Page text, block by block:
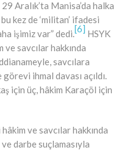
Aralık’ta Manisa’da halka
kez de ‘militan’ ifadesi
işimiz var” dedi.[6] HSYK
savcılar hakkında
savcılara
ihmal davası açıldı.
için üç, hâkim Karaçöl için
ve savcılar hakkında
darbe suçlamasıyla